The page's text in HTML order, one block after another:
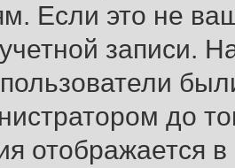
Если это не
записи.
до
отображается